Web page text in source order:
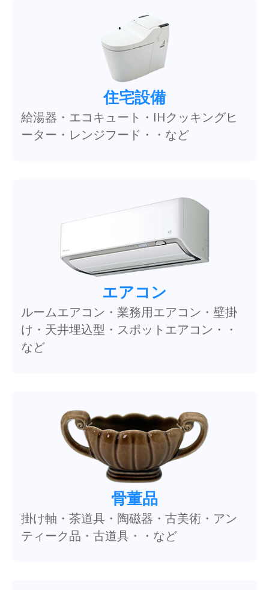
住宅設備
給湯器・エコキュート・IHクッキングヒ
ーター・レンジフード・・など
エアコン
ルームエアコン・業務用エアコン・壁掛
け・天井埋込型・スポットエアコン・・
など
骨董品
掛け軸・茶道具・陶磁器・古美術・アン
ティーク品・古道具・・など